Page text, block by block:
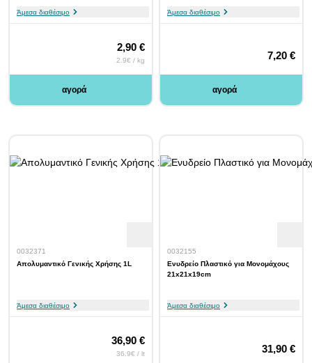
Άμεσα διαθέσιμο
2,90 €
2.9€ / kg
αγορά
Άμεσα διαθέσιμο
7,20 €
αγορά
0032371
Απολυμαντικό Γενικής Χρήσης 1L
Άμεσα διαθέσιμο
36,90 €
36.9€ / lt
0032155
Ενυδρείο Πλαστικό για Μονομάχους
21x21x19cm
Άμεσα διαθέσιμο
31,90 €